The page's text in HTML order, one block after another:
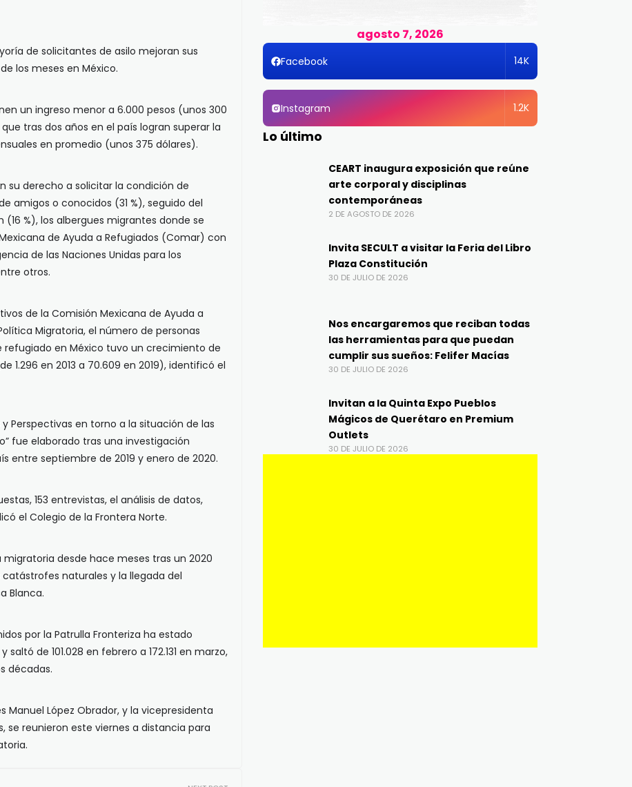
de solicitantes de asilo mejoran sus
los meses en México.
un ingreso menor a 6.000 pesos (unos 300
tras dos años en el país logran superar la
en promedio (unos 375 dólares).
su derecho a solicitar la condición de
amigos o conocidos (31 %), seguido del
%), los albergues migrantes donde se
de Ayuda a Refugiados (Comar) con
de las Naciones Unidas para los
otros.
de la Comisión Mexicana de Ayuda a
Migratoria, el número de personas
en México tuvo un crecimiento de
1.296 en 2013 a 70.609 en 2019), identificó el
y Perspectivas en torno a la situación de las
fue elaborado tras una investigación
entre septiembre de 2019 y enero de 2020.
153 entrevistas, el análisis de datos,
el Colegio de la Frontera Norte.
desde hace meses tras un 2020
naturales y la llegada del
Blanca.
por la Patrulla Fronteriza ha estado
de 101.028 en febrero a 172.131 en marzo,
décadas.
Manuel López Obrador, y la vicepresidenta
se reunieron este viernes a distancia para
agosto 7, 2026
Facebook 14K
Instagram 1.2K
Lo último
CEART inaugura exposición que reúne
arte corporal y disciplinas
contemporáneas
2 DE AGOSTO DE 2026
Invita SECULT a visitar la Feria del Libro
Plaza Constitución
30 DE JULIO DE 2026
Nos encargaremos que reciban todas
las herramientas para que puedan
cumplir sus sueños: Felifer Macías
30 DE JULIO DE 2026
Invitan a la Quinta Expo Pueblos
Mágicos de Querétaro en Premium
Outlets
30 DE JULIO DE 2026